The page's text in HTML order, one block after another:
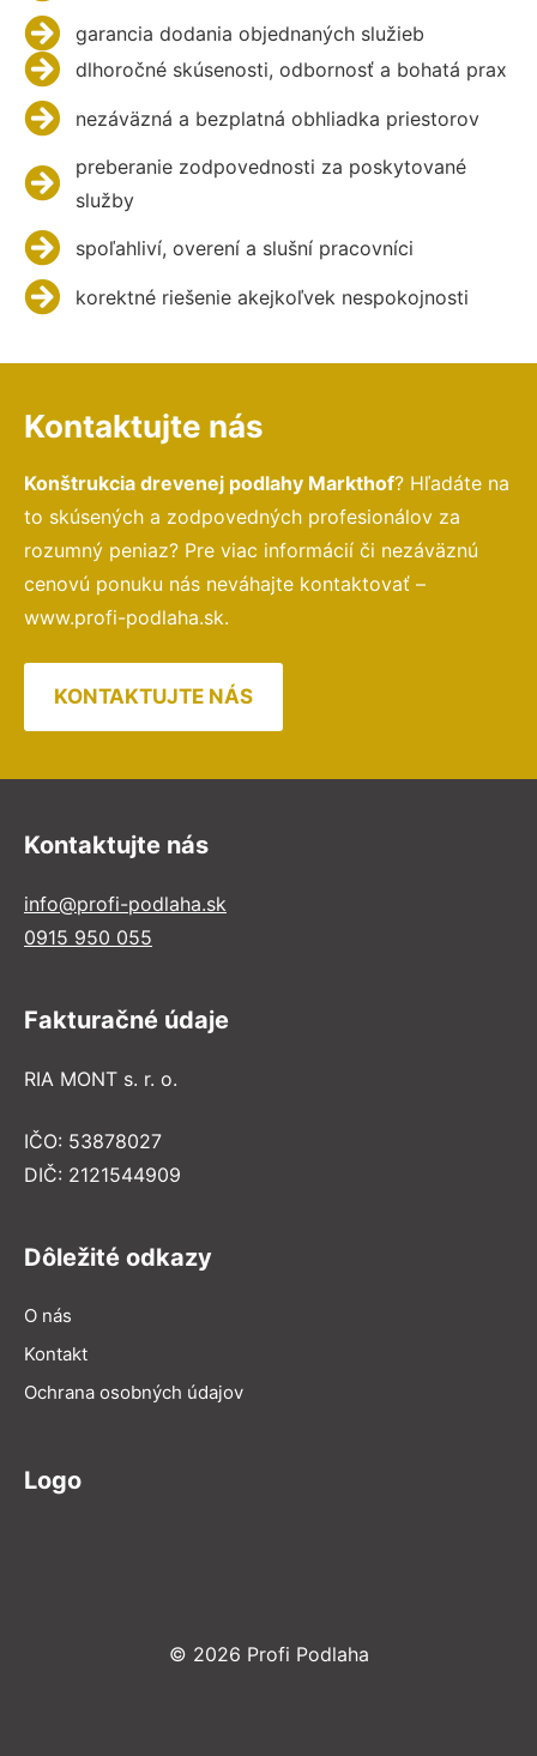
garancia dodania objednaných služieb
dlhoročné skúsenosti, odbornosť a bohatá prax
nezáväzná a bezplatná obhliadka priestorov
preberanie zodpovednosti za poskytované
služby
spoľahliví, overení a slušní pracovníci
korektné riešenie akejkoľvek nespokojnosti
Kontaktujte nás
Konštrukcia drevenej podlahy Markthof? Hľadáte na
to skúsených a zodpovedných profesionálov za
rozumný peniaz? Pre viac informácií či nezáväznú
cenovú ponuku nás neváhajte kontaktovať –
www.profi-podlaha.sk.
KONTAKTUJTE NÁS
Kontaktujte nás
info@profi-podlaha.sk
0915 950 055
Fakturačné údaje
RIA MONT s. r. o.
IČO: 53878027
DIČ: 2121544909
Dôležité odkazy
O nás
Kontakt
Ochrana osobných údajov
Logo
© 2026 Profi Podlaha